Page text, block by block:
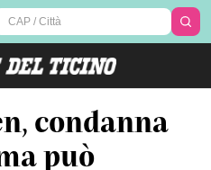
condanna
può